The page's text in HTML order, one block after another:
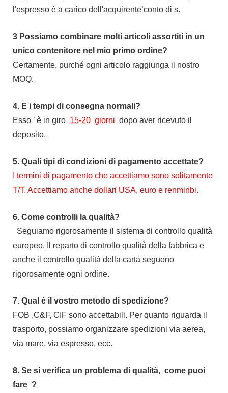
l'espresso è a carico dell'acquirente’conto di s.
3 Possiamo combinare molti articoli assortiti in un
unico contenitore nel mio primo ordine?
Certamente, purché ogni articolo raggiunga il nostro
MOQ.
4. E i tempi di consegna normali?
Esso ’ è in giro 15-20 giorni dopo aver ricevuto il
deposito.
5. Quali tipi di condizioni di pagamento accettate?
I termini di pagamento che accettiamo sono solitamente
T/T. Accettiamo anche dollari USA, euro e renminbi.
6. Come controlli la qualità?
Seguiamo rigorosamente il sistema di controllo qualità
europeo. Il reparto di controllo qualità della fabbrica e
anche il controllo qualità della carta seguono
rigorosamente ogni ordine.
7. Qual è il vostro metodo di spedizione?
FOB ,C&F, CIF sono accettabili. Per quanto riguarda il
trasporto, possiamo organizzare spedizioni via aerea,
via mare, via espresso, ecc.
8. Se si verifica un problema di qualità, come puoi
fare ?